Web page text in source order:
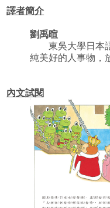
譯者簡介
劉禹暄
東吳大學日本語
純美好的人事物，
內文試閱